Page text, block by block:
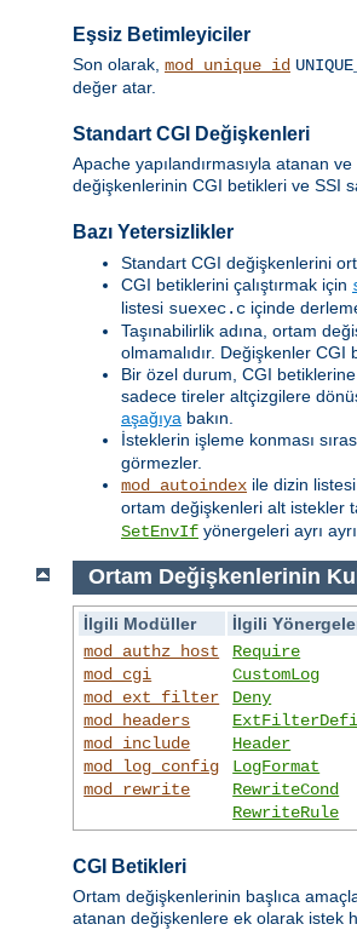
Eşsiz Betimleyiciler
Son olarak, mod_unique_id
değer atar.
Standart CGI Değişkenleri
Apache yapılandırmasıyla atanan
değişkenlerinin CGI betikleri ve SSI
Bazı Yetersizlikler
Standart CGI değişkenlerini
CGI betiklerini çalıştırmak için
listesi suexec.c içinde
Taşınabilirlik adına, ortam
olmamalıdır. Değişkenler
Bir özel durum, CGI
sadece tireler altçizgilere
aşağıya bakın.
İsteklerin işleme konması
görmezler.
mod_autoindex ile dizin
ortam değişkenleri alt istekler
SetEnvIf yönergeleri ayrı
Ortam Değişkenlerinin
İlgili Modüller
İlgili
mod_authz_host
mod_cgi
mod_ext_filter
mod_headers
mod_include
mod_log_config
mod_rewrite
Require
CustomLog
Deny
Header
LogFormat
RewriteCond
RewriteRule
CGI Betikleri
Ortam değişkenlerinin başlıca
atanan değişkenlere ek olarak istek